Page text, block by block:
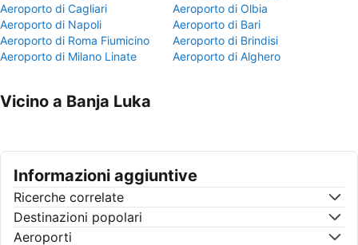
Aeroporto di Cagliari
Aeroporto di Olbia
Aeroporto di Napoli
Aeroporto di Bari
Aeroporto di Roma Fiumicino
Aeroporto di Brindisi
Aeroporto di Milano Linate
Aeroporto di Alghero
Vicino a Banja Luka
Informazioni aggiuntive
Ricerche correlate
Destinazioni popolari
Aeroporti